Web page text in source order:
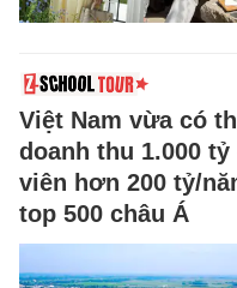
Việt Nam vừa có
doanh thu 1.000
viên hơn 200 tỷ/
top 500 châu Á